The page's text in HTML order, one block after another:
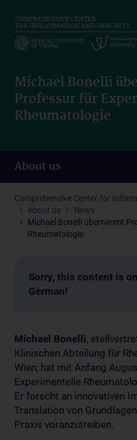
main
content
Michael Bonelli
Professur für
Rheumatologie
About us
Comprehensive Center for
About us
News
Michael Bonelli übernimmt
Rheumatologie
Sorry, this content is
German!
Michael Bonelli,
Klinischen Abteilung für
Wien, hat mit Anfang
Experimentelle
Er forscht an innovativen
Translation von
Praxis voranzutreiben.